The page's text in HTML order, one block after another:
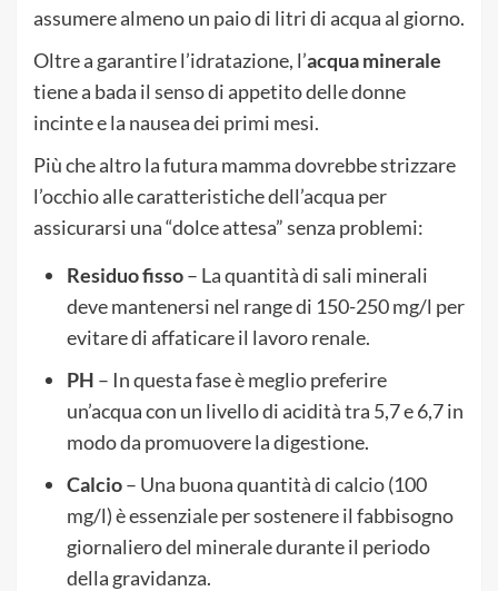
assumere almeno un paio di litri di acqua al giorno.
Oltre a garantire l’idratazione, l’acqua minerale
tiene a bada il senso di appetito delle donne
incinte e la nausea dei primi mesi.
Più che altro la futura mamma dovrebbe strizzare
l’occhio alle caratteristiche dell’acqua per
assicurarsi una “dolce attesa” senza problemi:
Residuo fisso– La quantità di sali minerali
deve mantenersi nel range di 150-250 mg/l per
evitare di affaticare il lavoro renale.
PH – In questa fase è meglio preferire
un’acqua con un livello di acidità tra 5,7 e 6,7 in
modo da promuovere la digestione.
Calcio– Una buona quantità di calcio (100
mg/l) è essenziale per sostenere il fabbisogno
giornaliero del minerale durante il periodo
della gravidanza.